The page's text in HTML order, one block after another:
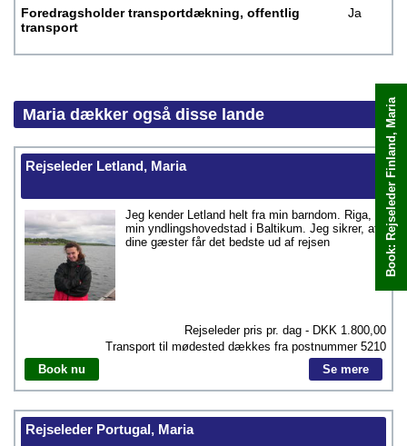
Book: Rejseleder Finland, Maria
Foredragsholder transportdækning, offentlig
transport
Ja
Maria dækker også disse lande
Rejseleder Letland, Maria
Jeg kender Letland helt fra min barndom. Riga,
min yndlingshovedstad i Baltikum. Jeg sikrer, at
dine gæster får det bedste ud af rejsen
Rejseleder pris pr. dag - DKK 1.800,00
Transport til mødested dækkes fra postnummer 5210
Book nu
Se mere
Rejseleder Portugal, Maria
Book med det samme